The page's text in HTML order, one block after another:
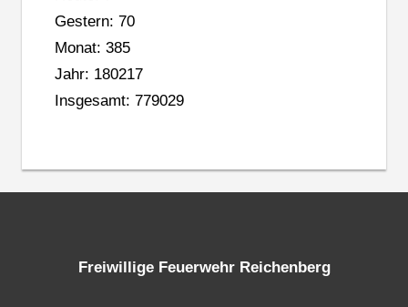
Gestern: 70
Monat: 385
Jahr: 180217
Insgesamt: 779029
Freiwillige Feuerwehr Reichenberg